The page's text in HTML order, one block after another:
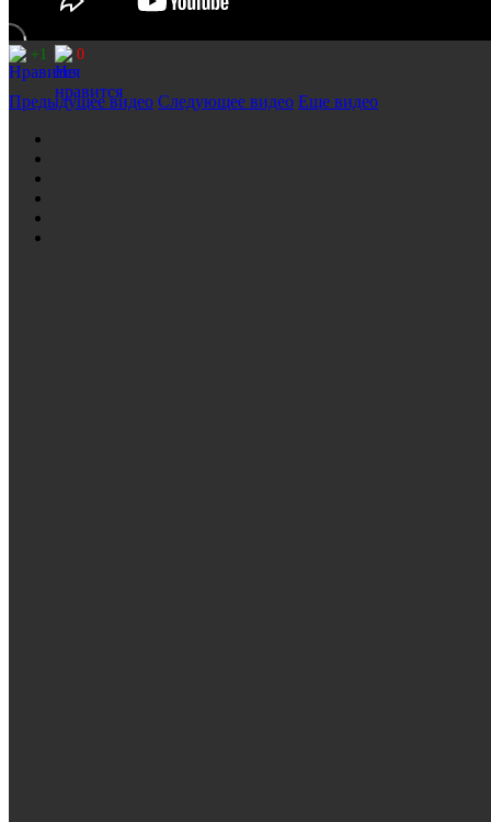
+1 0
Предыдущее видео Следующее видео Еще видео